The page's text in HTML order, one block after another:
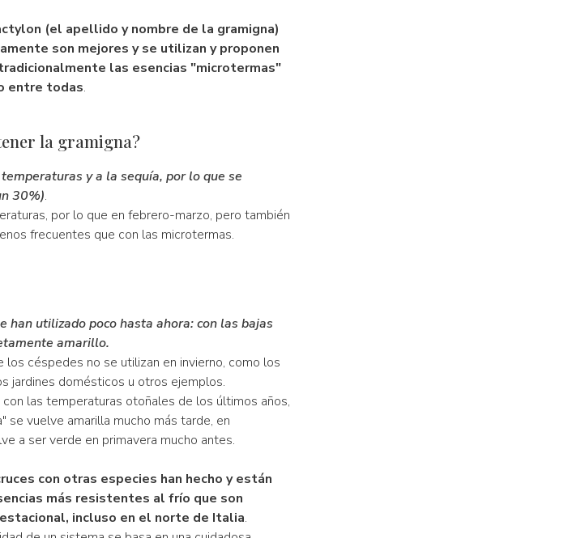
(el apellido y nombre de la gramigna)
son mejores y se utilizan y proponen
las esencias "microtermas"
entre todas.
la gramigna?
y a la sequía, por lo que se
30%).
por lo que en febrero-marzo, pero también
frecuentes que con las microtermas.
han utilizado poco hasta ahora: con las bajas
amarillo.
céspedes no se utilizan en invierno, como los
jardines domésticos u otros ejemplos.
las temperaturas otoñales de los últimos años,
se vuelve amarilla mucho más tarde, en
a ser verde en primavera mucho antes.
con otras especies han hecho y están
más resistentes al frío que son
incluso en el norte de Italia.